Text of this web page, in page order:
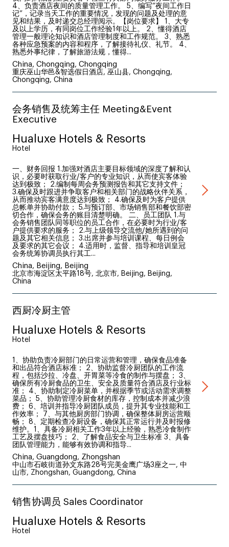
4、负责酒店夜间的质量管理工作。 5、编写“夜间工作日
记”，记录当天工作的重要情况，发现的问题及处理的意
见和结果，及时递交总经理阅示。【岗位要求】 1、大专
及以上学历，有同岗位工作经验1年以上。 2、懂得酒店
管理一般理论知识和酒店管理制度和工作规范。 3、熟悉
各种应急预案的内容和程序，了解接待礼仪、礼节。 4、
熟悉外事纪律，了解旅游法规，懂得...
China, Chongqing, Chongqing
重庆巫山华邑&智选假日酒店, 巫山县, Chongqing,
Chongqing, China
会务销售及统筹主任 Meeting&Event
Executive
Hualuxe Hotels & Resorts
Hotel
一、财务回报 1.加强对酒店主要目标领域的深度了解和认
识，必要时获取行业/客户的专业知识，从而使宾客体验
达到极致； 2.编制每周会务预测报告和其它支持文件；
3.确保及时跟进并争取客户和相关部门的战略伙伴关系，
从而推动宾客满意度达到极致； 4.确保及时为客户提供
总帐单并协助付款； 5.与预订部、市场销售部和餐饮部密
切合作，确保会务的账目清楚明确。 二、员工团队 1.与
会务销售团队同等职位的员工合作，在必要时为行业/客
户提供要求的服务； 2.与上级领导交流他/她所遇到的问
题及其它相关信息； 3.出席并参与培训课程、每日例会
及要求的其它会议； 4.适用时，监督、指导和培训皇冠
会务统筹协调员执行其工...
China, Beijing, Beijing
北京市海淀区太平路18号, 北京市, Beijing, Beijing,
China
西厨冷厨主管
Hualuxe Hotels & Resorts
Hotel
1、协助负责冷厨部门的日常运营和管理，确保食品准备
和出品符合酒店标准； 2、协助监督冷厨团队的工作流
程，包括沙拉、冷盘、开胃菜等冷食的制作与摆盘； 3、
确保所有冷厨食品的卫生、安全及质量符合酒店及行业标
准； 4、协助制定冷厨菜单，并根据季节或活动需求调整
菜品； 5、协助管理冷厨食材的库存，控制成本并减少浪
费； 6、培训并指导冷厨团队成员，提升其专业技能和工
作效率； 7、与其他厨房部门协调，确保整体厨房运营顺
畅； 8、定期检查冷厨设备，确保其正常运行并及时报修
维护。1、具备冷厨相关工作3年以上经验，熟悉冷食制作
工艺及摆盘技巧； 2、了解食品安全与卫生标准 3、具备
团队管理能力，能够有效协调和指导...
China, Guangdong, Zhongshan
中山市石岐街道孙文东路28号完美金鹰广场3座之一, 中
山市, Zhongshan, Guangdong, China
销售协调员 Sales Coordinator
Hualuxe Hotels & Resorts
Hotel